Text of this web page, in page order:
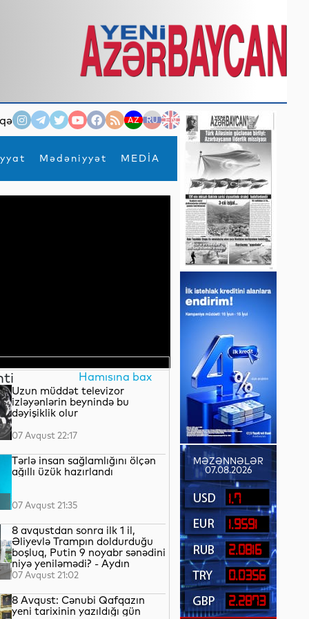
AZ RU EN
Mədəniyyət MEDİA
×
Hamısına bax
Uzun müddət televizor
izləyənlərin beynində bu
dəyişiklik olur
07 Avqust 22:17
Tərlə insan sağlamlığını ölçən
ağıllı üzük hazırlandı
07 Avqust 21:35
8 avqustdan sonra ilk 1 il,
Əliyevlə Trampın doldurduğu
boşluq, Putin 9 noyabr sənədini
niyə yeniləmədi? - Aydın
QULİYEV yazır...
07 Avqust 21:02
8 Avqust: Cənubi Qafqazın
yeni tarixinin yazıldığı gün
MƏZƏNNƏLƏR
07.08.2026
1.7
1.9591
2.0816
0.0356
2.2873